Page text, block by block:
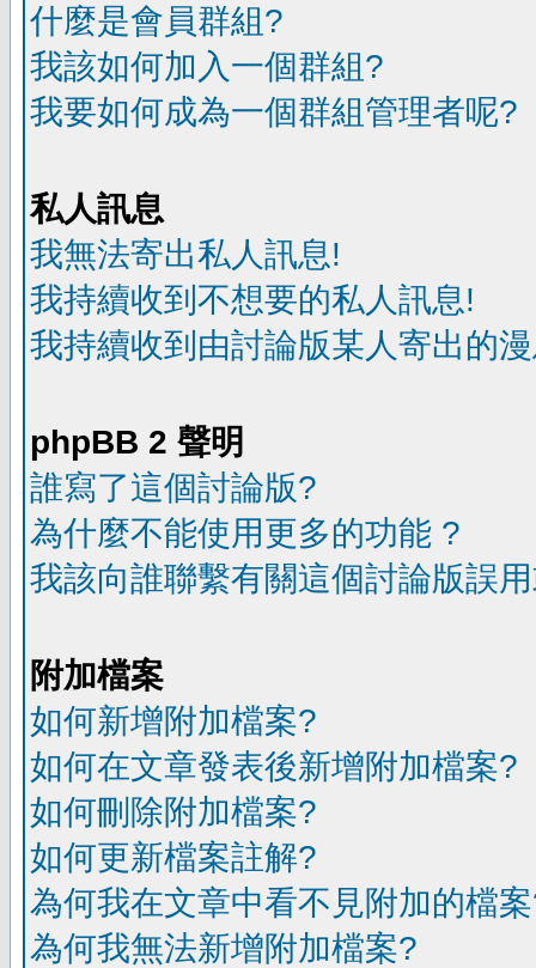
什麼是會員群組?
我該如何加入一個群組?
我要如何成為一個群組管理者呢?
私人訊息
我無法寄出私人訊息!
我持續收到不想要的私人訊息!
我持續收到由討論版某人寄出的
phpBB 2 聲明
誰寫了這個討論版?
為什麼不能使用更多的功能 ?
我該向誰聯繫有關這個討論版誤
附加檔案
如何新增附加檔案?
如何在文章發表後新增附加檔案?
如何刪除附加檔案?
如何更新檔案註解?
為何我在文章中看不見附加的檔
為何我無法新增附加檔案?